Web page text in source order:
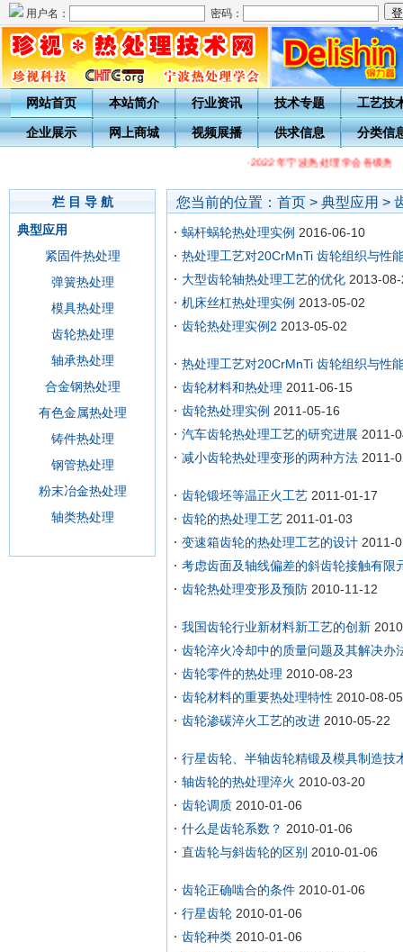
用户名： 密码：
网站首页 本站简介 行业资讯 技术专题 工艺技
企业展示 网上商城 视频展播 供求信息 分类信
·2022年宁波热处理学会各级热
栏 目 导 航
典型应用
紧固件热处理
弹簧热处理
模具热处理
齿轮热处理
轴承热处理
合金钢热处理
有色金属热处理
铸件热处理
钢管热处理
粉末冶金热处理
轴类热处理
您当前的位置： 首页 > 典型应用 >
蜗杆蜗轮热处理实例 2016-06-10
热处理工艺对20CrMnTi 齿轮组织与性
大型齿轮轴热处理工艺的优化 2013-
机床丝杠热处理实例 2013-05-02
齿轮热处理实例2 2013-05-02
热处理工艺对20CrMnTi 齿轮组织与性
齿轮材料和热处理 2011-06-15
齿轮热处理实例 2011-05-16
汽车齿轮热处理工艺的研究进展 2011-
减小齿轮热处理变形的两种方法 2011-
齿轮锻坯等温正火工艺 2011-01-17
齿轮的热处理工艺 2011-01-03
变速箱齿轮的热处理工艺的设计 2011-
考虑齿面及轴线偏差的斜齿轮接触有限
齿轮热处理变形及预防 2010-11-12
我国齿轮行业新材料新工艺的创新
齿轮淬火冷却中的质量问题及其解决办
齿轮零件的热处理 2010-08-23
齿轮材料的重要热处理特性 2010-08-05
齿轮渗碳淬火工艺的改进 2010-05-22
行星齿轮、半轴齿轮精锻及模具制造技
轴齿轮的热处理淬火 2010-03-20
齿轮调质 2010-01-06
什么是齿轮系数？ 2010-01-06
直齿轮与斜齿轮的区别 2010-01-06
齿轮正确啮合的条件 2010-01-06
行星齿轮 2010-01-06
齿轮种类 2010-01-06